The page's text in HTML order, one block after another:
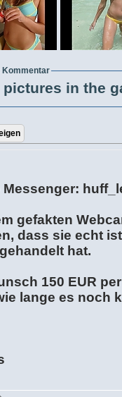
Kommentar
pictures in the
Messenger:
gefakten
dass sie echt
hat.
150 EUR
lange es noch